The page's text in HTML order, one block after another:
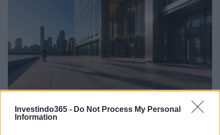
Investindo365 - Do Not Process My Personal
Information
Como melhorar seu perfil de crédito em 90 dias
Rafael Oliveira · 8 ago 2026